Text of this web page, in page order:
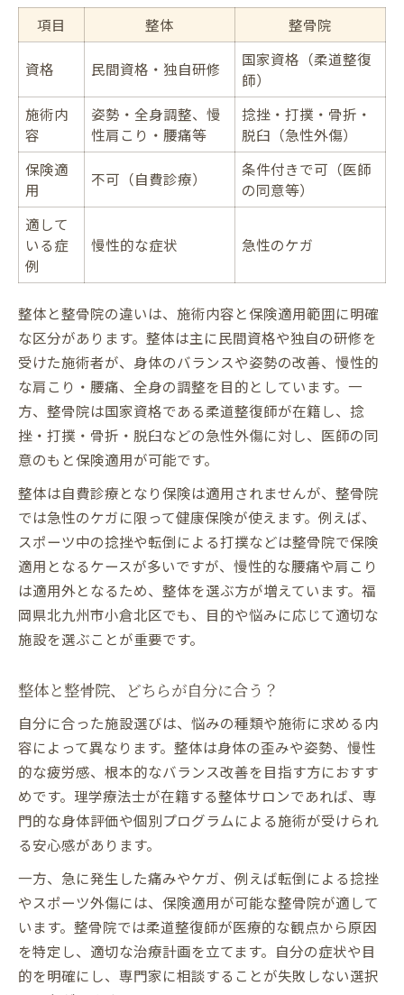
項目 整体 整骨院
資格 民間資格・独自研修
国家資格（柔道整復
師）
施術内
容
姿勢・全身調整、慢
性肩こり・腰痛等
捻挫・打撲・骨折・
脱臼（急性外傷）
保険適
用
不可（自費診療）
条件付きで可（医師
の同意等）
適して
いる症
例
慢性的な症状 急性のケガ
整体と整骨院の違いは、施術内容と保険適用範囲に明確
な区分があります。整体は主に民間資格や独自の研修を
受けた施術者が、身体のバランスや姿勢の改善、慢性的
な肩こり・腰痛、全身の調整を目的としています。一
方、整骨院は国家資格である柔道整復師が在籍し、捻
挫・打撲・骨折・脱臼などの急性外傷に対し、医師の同
意のもと保険適用が可能です。
整体は自費診療となり保険は適用されませんが、整骨院
では急性のケガに限って健康保険が使えます。例えば、
スポーツ中の捻挫や転倒による打撲などは整骨院で保険
適用となるケースが多いですが、慢性的な腰痛や肩こり
は適用外となるため、整体を選ぶ方が増えています。福
岡県北九州市小倉北区でも、目的や悩みに応じて適切な
施設を選ぶことが重要です。
整体と整骨院、どちらが自分に合う？
自分に合った施設選びは、悩みの種類や施術に求める内
容によって異なります。整体は身体の歪みや姿勢、慢性
的な疲労感、根本的なバランス改善を目指す方におすす
めです。理学療法士が在籍する整体サロンであれば、専
門的な身体評価や個別プログラムによる施術が受けられ
る安心感があります。
一方、急に発生した痛みやケガ、例えば転倒による捻挫
やスポーツ外傷には、保険適用が可能な整骨院が適して
います。整骨院では柔道整復師が医療的な観点から原因
を特定し、適切な治療計画を立てます。自分の症状や目
的を明確にし、専門家に相談することが失敗しない選択